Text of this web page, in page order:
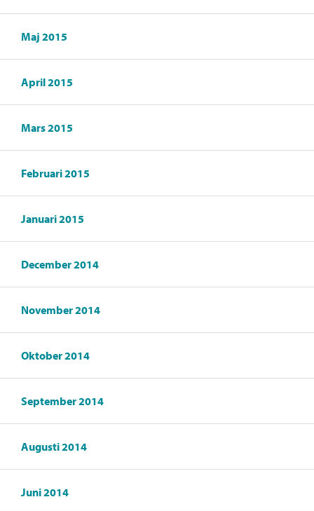
Maj 2015
April 2015
Mars 2015
Februari 2015
Januari 2015
December 2014
November 2014
Oktober 2014
September 2014
Augusti 2014
Juni 2014